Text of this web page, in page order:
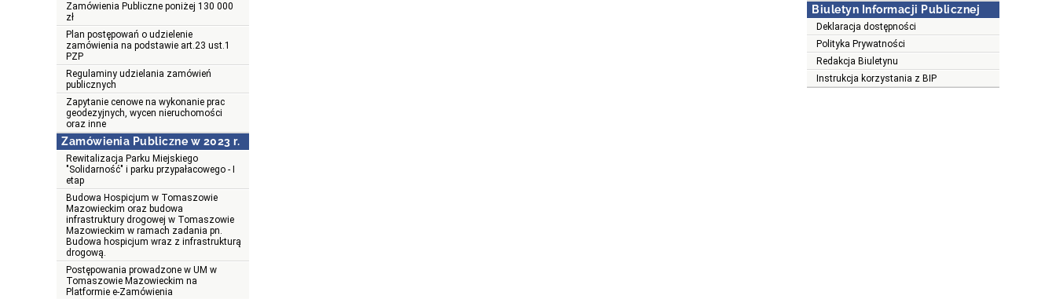
Zamówienia Publiczne poniżej 130 000
zł
Plan postępowań o udzielenie
zamówienia na podstawie art.23 ust.1
PZP
Regulaminy udzielania zamówień
publicznych
Zapytanie cenowe na wykonanie prac
geodezyjnych, wycen nieruchomości
oraz inne
Zamówienia Publiczne w 2023 r.
Rewitalizacja Parku Miejskiego
"Solidarność" i parku przypałacowego - I
etap
Budowa Hospicjum w Tomaszowie
Mazowieckim oraz budowa
infrastruktury drogowej w Tomaszowie
Mazowieckim w ramach zadania pn.
Budowa hospicjum wraz z infrastrukturą
drogową.
Postępowania prowadzone w UM w
Tomaszowie Mazowieckim na
Platformie e-Zamówienia
Biuletyn Informacji Publicznej
Deklaracja dostępności
Polityka Prywatności
Redakcja Biuletynu
Instrukcja korzystania z BIP